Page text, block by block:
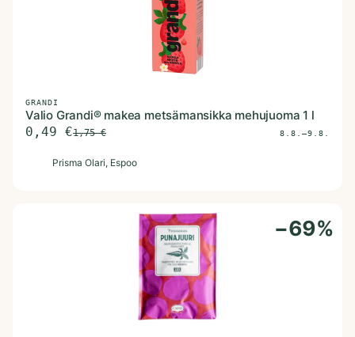
GRANDI
Valio Grandi® makea metsämansikka mehujuoma 1 l
0,49 €1,75€ 8.8.–9.8.
Prisma Olari, Espoo
−69%